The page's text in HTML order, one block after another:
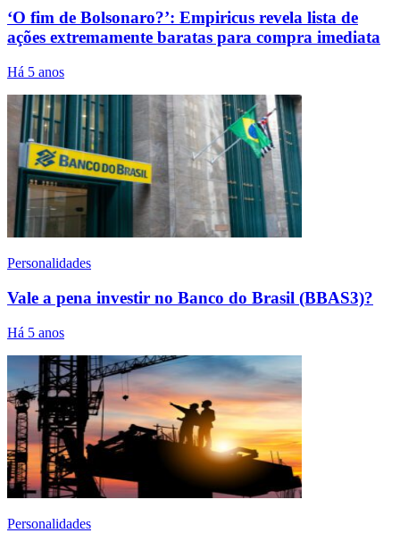
‘O fim de Bolsonaro?’: Empiricus revela lista de
ações extremamente baratas para compra imediata
Há 5 anos
Personalidades
Vale a pena investir no Banco do Brasil (BBAS3)?
Há 5 anos
Personalidades